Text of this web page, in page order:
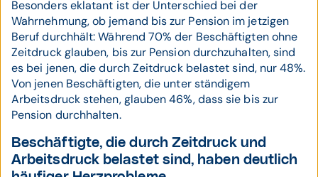
Besonders eklatant ist der Unterschied bei der
Wahrnehmung, ob jemand bis zur Pension im jetzigen
Beruf durchhält: Während 70% der Beschäftigten ohne
Zeitdruck glauben, bis zur Pension durchzuhalten, sind
es bei jenen, die durch Zeitdruck belastet sind, nur 48%.
Von jenen Beschäftigten, die unter ständigem
Arbeitsdruck stehen, glauben 46%, dass sie bis zur
Pension durchhalten.
Beschäftigte, die durch Zeitdruck und
Arbeitsdruck belastet sind, haben deutlich